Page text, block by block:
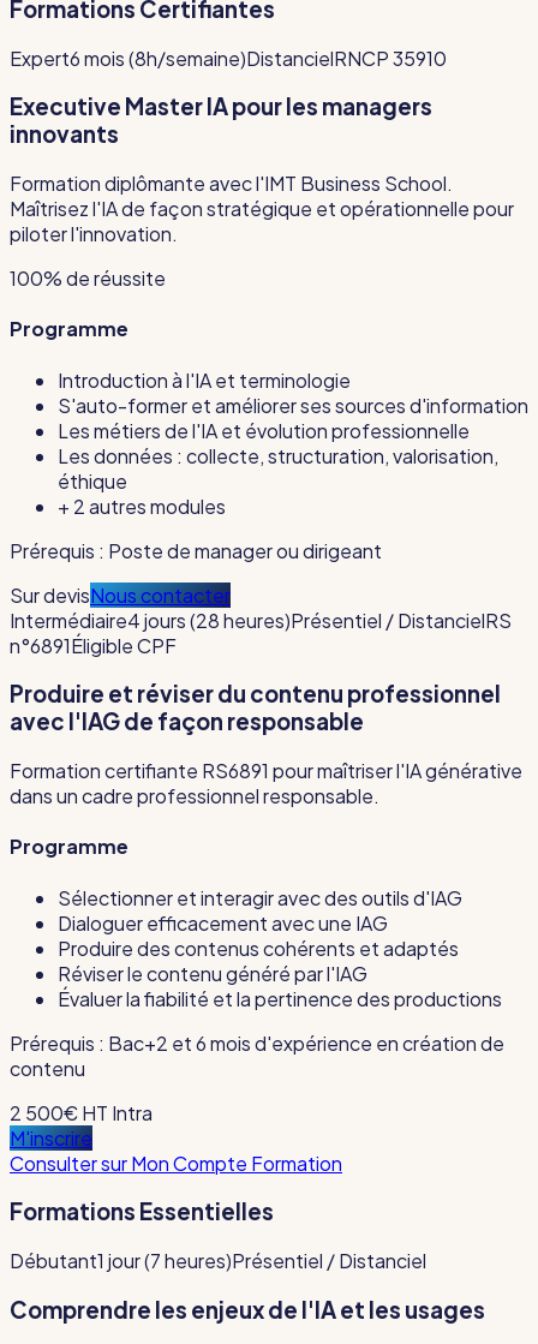
Formations Certifiantes
Expert6 mois (8h/semaine)DistancielRNCP 35910
Executive Master IA pour les managers
innovants
Formation diplômante avec l'IMT Business School.
Maîtrisez l'IA de façon stratégique et opérationnelle pour
piloter l'innovation.
100% de réussite
Programme
Introduction à l'IA et terminologie
S'auto-former et améliorer ses sources d'information
Les métiers de l'IA et évolution professionnelle
Les données : collecte, structuration, valorisation,
éthique
+ 2 autres modules
Prérequis : Poste de manager ou dirigeant
Sur devisNous contacter
Intermédiaire4 jours (28 heures)Présentiel / DistancielRS
n°6891Éligible CPF
Produire et réviser du contenu professionnel
avec l'IAG de façon responsable
Formation certifiante RS6891 pour maîtriser l'IA générative
dans un cadre professionnel responsable.
Programme
Sélectionner et interagir avec des outils d'IAG
Dialoguer efficacement avec une IAG
Produire des contenus cohérents et adaptés
Réviser le contenu généré par l'IAG
Évaluer la fiabilité et la pertinence des productions
Prérequis : Bac+2 et 6 mois d'expérience en création de
contenu
2 500€ HT Intra
M'inscrire
Consulter sur Mon Compte Formation
Formations Essentielles
Débutant1 jour (7 heures)Présentiel / Distanciel
Comprendre les enjeux de l'IA et les usages